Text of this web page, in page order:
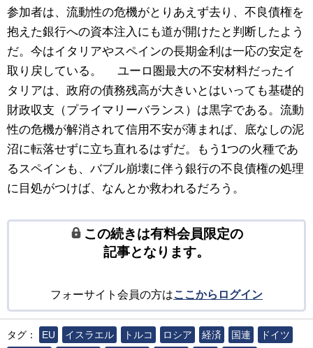
参加者は、流動性の危機がとりあえず去り、不良債権を
抱えた銀行への資本注入にも道が開けたと判断したよう
だ。今はイタリアやスペインの長期金利は一応の安定を
取り戻している。 ユーロ圏最大の不安材料だったイ
タリアは、政府の債務残高が大きいとはいっても基礎的
財政収支（プライマリーバランス）は黒字である。流動
性の危機が解消されて信用不安が薄まれば、底なしの泥
沼に転落せずに立ち直れるはずだ。もう1つの火種であ
るスペインも、バブル崩壊に伴う銀行の不良債権の処理
に目処がつけば、なんとか救われるだろう。
この続きは有料会員限定の
記事となります。
フォーサイト会員の方はここからログイン
タグ： EU イスラエル トルコ ロシア 経済 国連
ドイツ